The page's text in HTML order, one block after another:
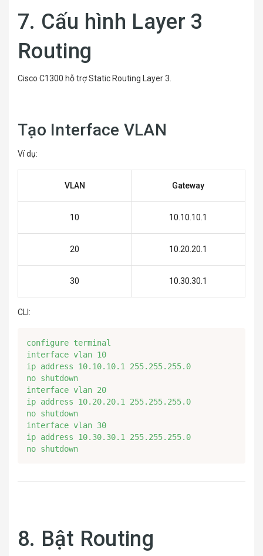
7. Cấu hình Layer 3
Routing
Cisco C1300 hỗ trợ Static Routing Layer 3.
Tạo Interface VLAN
Ví dụ:
VLAN Gateway
10 10.10.10.1
20 10.20.20.1
30 10.30.30.1
CLI:
configure terminal
interface vlan 10
ip address 10.10.10.1 255.255.255.0
no shutdown
interface vlan 20
ip address 10.20.20.1 255.255.255.0
no shutdown
interface vlan 30
ip address 10.30.30.1 255.255.255.0
no shutdown
8. Bật Routing